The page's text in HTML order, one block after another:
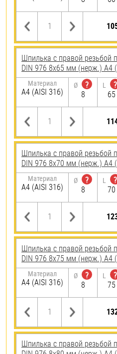
Шпилька с правой резьбой
DIN 976 8х65 мм (нерж.) A4
Материал
A4 (AISI 316)
Ø
?
8
L
?
65
Шпилька с правой резьбой
DIN 976 8х70 мм (нерж.) A4
Материал
A4 (AISI 316)
Ø
?
8
L
?
70
Шпилька с правой резьбой
DIN 976 8х75 мм (нерж.) A4
Материал
A4 (AISI 316)
Ø
?
8
L
?
75
Шпилька с правой резьбой